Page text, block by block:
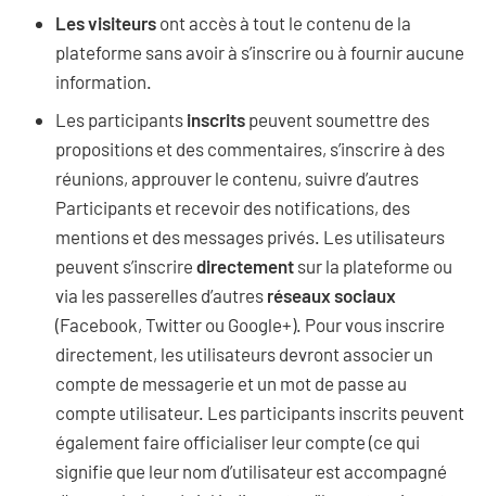
Les visiteurs ont accès à tout le contenu de la
plateforme sans avoir à s’inscrire ou à fournir aucune
information.
Les participants inscrits peuvent soumettre des
propositions et des commentaires, s’inscrire à des
réunions, approuver le contenu, suivre d’autres
Participants et recevoir des notifications, des
mentions et des messages privés. Les utilisateurs
peuvent s’inscrire directement sur la plateforme ou
via les passerelles d’autres réseaux sociaux
(Facebook, Twitter ou Google+). Pour vous inscrire
directement, les utilisateurs devront associer un
compte de messagerie et un mot de passe au
compte utilisateur. Les participants inscrits peuvent
également faire officialiser leur compte (ce qui
signifie que leur nom d’utilisateur est accompagné